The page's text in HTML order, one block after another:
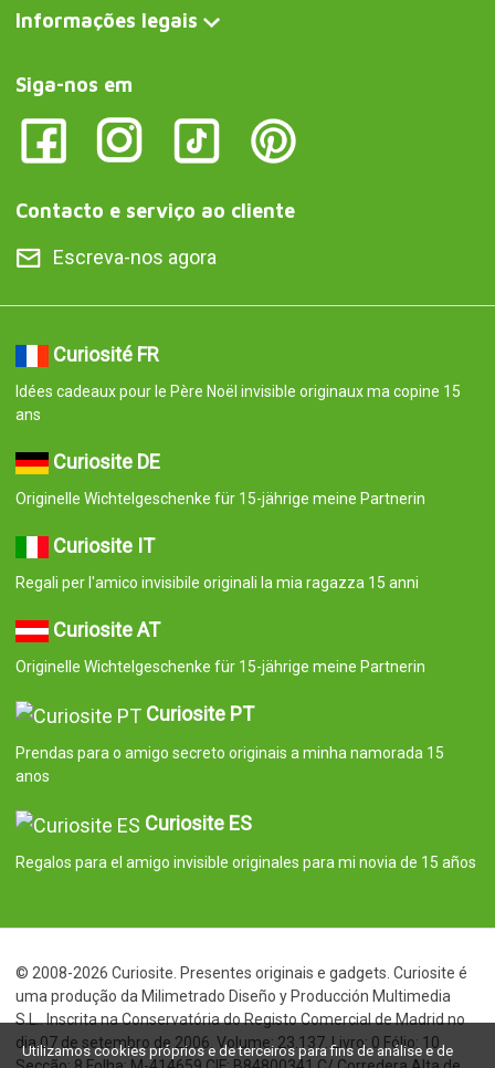
Informações legais
Siga-nos em
Contacto e serviço ao cliente
Escreva-nos agora
Curiosité FR
Idées cadeaux pour le Père Noël invisible originaux ma copine 15
ans
Curiosite DE
Originelle Wichtelgeschenke für 15-jährige meine Partnerin
Curiosite IT
Regali per l'amico invisibile originali la mia ragazza 15 anni
Curiosite AT
Originelle Wichtelgeschenke für 15-jährige meine Partnerin
Curiosite PT
Prendas para o amigo secreto originais a minha namorada 15
anos
Curiosite ES
Regalos para el amigo invisible originales para mi novia de 15 años
© 2008-2026 Curiosite. Presentes originais e gadgets. Curiosite é
uma produção da Milimetrado Diseño y Producción Multimedia
S.L.. Inscrita na Conservatória do Registo Comercial de Madrid no
dia 07 de setembro de 2006. Volume: 23.137. Livro: 0 Fólio: 10
Utilizamos cookies próprios e de terceiros para fins de análise e de